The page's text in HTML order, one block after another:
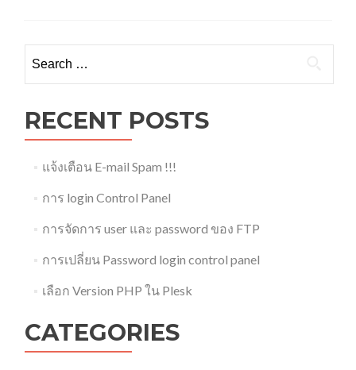
for:
RECENT POSTS
แจ้งเตือน E-mail Spam !!!
การ login Control Panel
การจัดการ user และ password ของ FTP
การเปลี่ยน Password login control panel
เลือก Version PHP ใน Plesk
CATEGORIES